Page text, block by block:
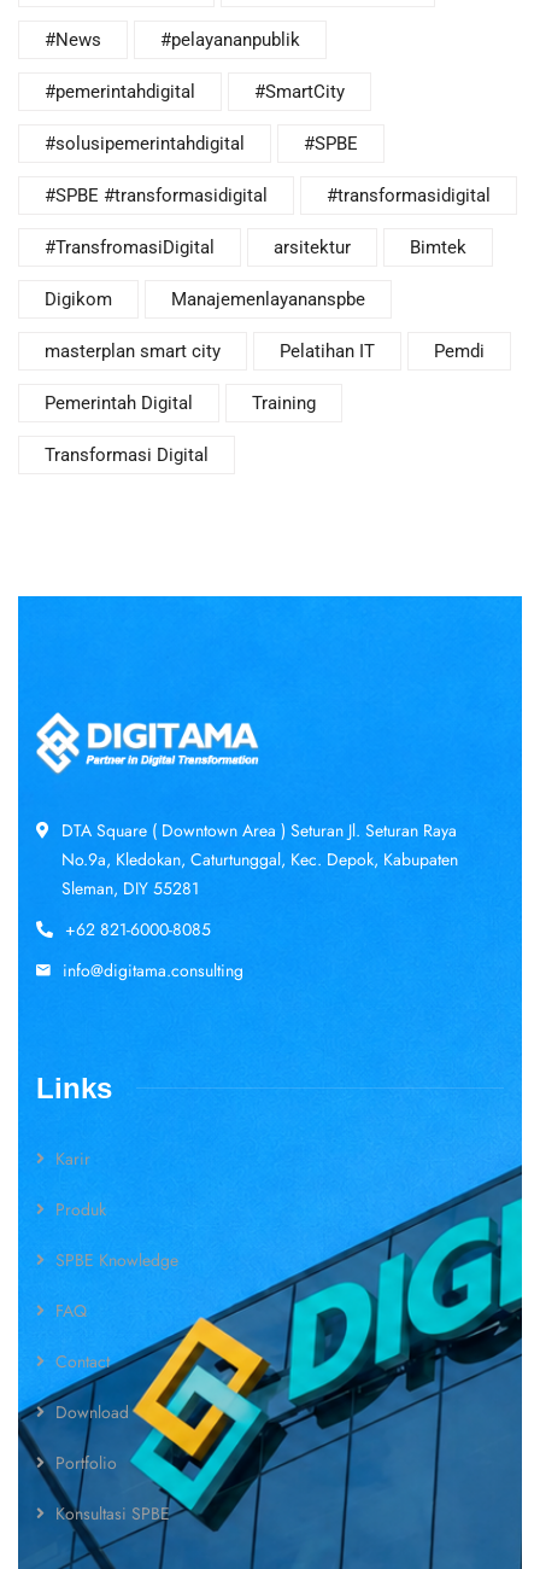
#News #pelayananpublik
#pemerintahdigital #SmartCity
#solusipemerintahdigital #SPBE
#SPBE #transformasidigital #transformasidigital
#TransfromasiDigital arsitektur Bimtek
Digikom Manajemenlayananspbe
masterplan smart city Pelatihan IT Pemdi
Pemerintah Digital Training
Transformasi Digital
DTA Square ( Downtown Area ) Seturan Jl. Seturan Raya
No.9a, Kledokan, Caturtunggal, Kec. Depok, Kabupaten
Sleman, DIY 55281
+62 821-6000-8085
info@digitama.consulting
Links
Karir
Produk
SPBE Knowledge
FAQ
Contact
Download
Portfolio
Konsultasi SPBE